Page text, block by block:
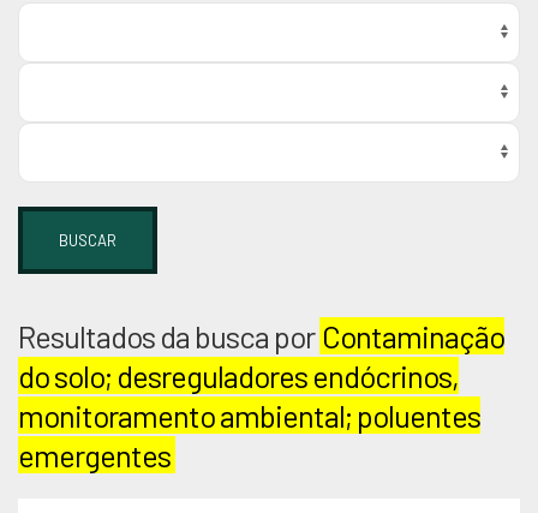
BUSCAR
Resultados da busca por Contaminação
do solo; desreguladores endócrinos,
monitoramento ambiental; poluentes
emergentes